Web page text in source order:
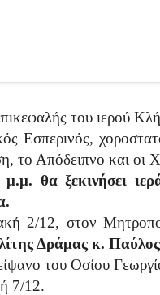
του ιερού
Εσπερινός,
το Απόδειπνο και οι
μ.μ. θα ξεκινήσει
2/12, στον
Δράμας κ.
του Οσίου
7/12.